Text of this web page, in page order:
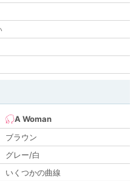
A Woman
ブラウン
グレー/白
いくつかの曲線